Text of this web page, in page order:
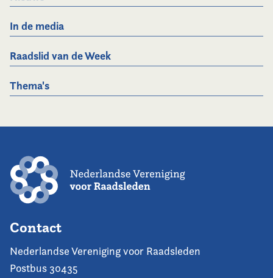
In de media
Raadslid van de Week
Thema's
Contact
Nederlandse Vereniging voor Raadsleden
Postbus 30435